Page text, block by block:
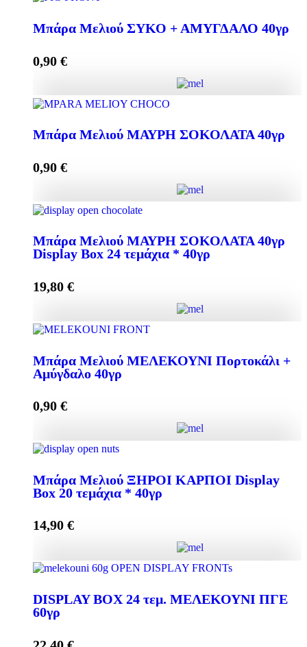
Μπάρα Μελιού ΣΥΚΟ + ΑΜΥΓΔΑΛΟ 40γρ
0,90 €
Μπάρα Μελιού ΜΑΥΡΗ ΣΟΚΟΛΑΤΑ 40γρ
0,90 €
Μπάρα Μελιού ΜΑΥΡΗ ΣΟΚΟΛΑΤΑ 40γρ
Display Box 24 τεμάχια * 40γρ
19,80 €
Box 24 τεμάχια * 40γρ quantity
Μπάρα Μελιού ΜΕΛΕΚΟΥΝΙ Πορτοκάλι +
Αμύγδαλο 40γρ
0,90 €
Αμύγδαλο 40γρ quantity
Μπάρα Μελιού ΞΗΡΟΙ ΚΑΡΠΟΙ Display
Box 20 τεμάχια * 40γρ
14,90 €
τεμάχια * 40γρ quantity
DISPLAY BOX 24 τεμ. ΜΕΛΕΚΟΥΝΙ ΠΓΕ
60γρ